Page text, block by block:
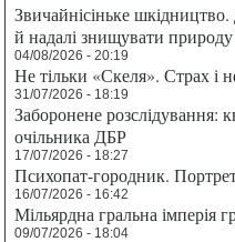
Звичайнісіньке
й надалі знищувати
04/08/2026 - 20:19
Не тільки «Скеля». Страх
31/07/2026 - 18:19
Заборонене розслідування:
очільника ДБР
17/07/2026 - 18:27
Психопат-городник.
16/07/2026 - 16:42
Мільярдна гральна імперія
09/07/2026 - 18:04